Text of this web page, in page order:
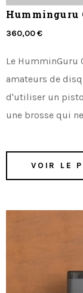
Humminguru
360,00 €
Le HumminGuru
amateurs de
d'utiliser un
une brosse qui
VOIR LE